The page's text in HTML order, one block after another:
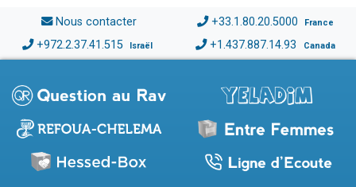
Nous contacter +33.1.80.20.5000 France
+972.2.37.41.515 Israël +1.437.887.14.93 Canada